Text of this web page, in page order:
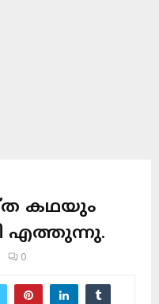
കഥയും
എത്തുന്നു.
0